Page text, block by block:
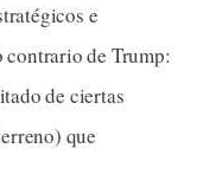
e
de Trump:
de ciertas
que